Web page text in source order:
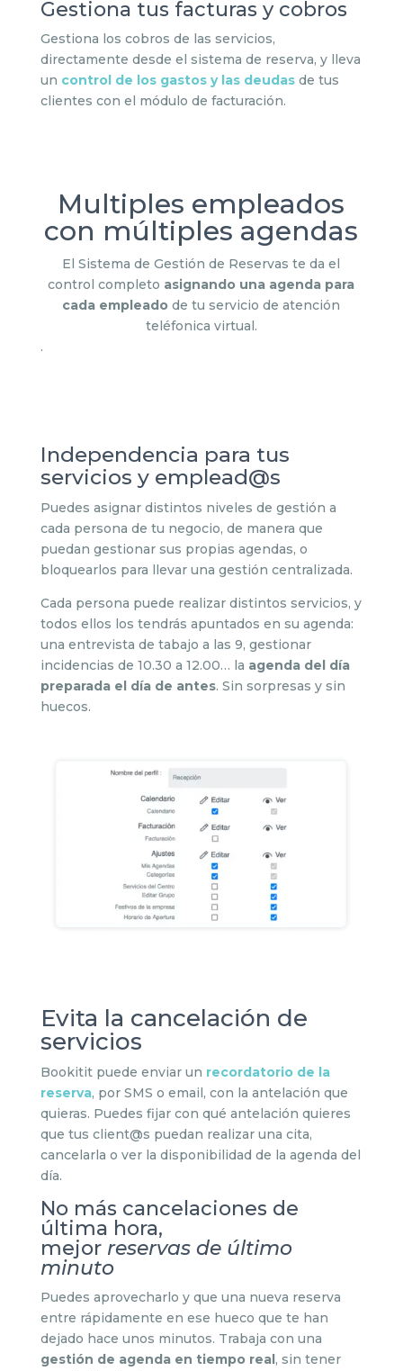
Gestiona tus facturas y cobros
Gestiona los cobros de las servicios,
directamente desde el sistema de reserva, y lleva
un control de los gastos y las deudas de tus
clientes con el módulo de facturación.
Multiples empleados
con múltiples agendas
El Sistema de Gestión de Reservas te da el
control completo asignando una agenda para
cada empleado de tu servicio de atención
teléfonica virtual.
.
Independencia para tus
servicios y emplead@s
Puedes asignar distintos niveles de gestión a
cada persona de tu negocio, de manera que
puedan gestionar sus propias agendas, o
bloquearlos para llevar una gestión centralizada.
Cada persona puede realizar distintos servicios, y
todos ellos los tendrás apuntados en su agenda:
una entrevista de tabajo a las 9, gestionar
incidencias de 10.30 a 12.00… la agenda del día
preparada el día de antes. Sin sorpresas y sin
huecos.
Evita la cancelación de
servicios
Bookitit puede enviar un recordatorio de la
reserva, por SMS o email, con la antelación que
quieras. Puedes fijar con qué antelación quieres
que tus client@s puedan realizar una cita,
cancelarla o ver la disponibilidad de la agenda del
día.
No más cancelaciones de
última hora,
mejor reservas de último
minuto
Puedes aprovecharlo y que una nueva reserva
entre rápidamente en ese hueco que te han
dejado hace unos minutos. Trabaja con una
gestión de agenda en tiempo real, sin tener